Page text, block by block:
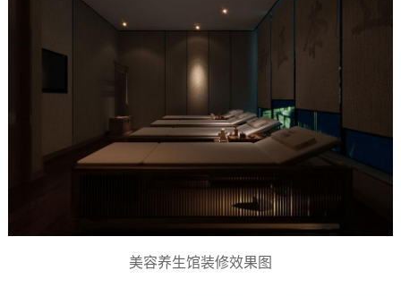
美容养生馆装修效果图